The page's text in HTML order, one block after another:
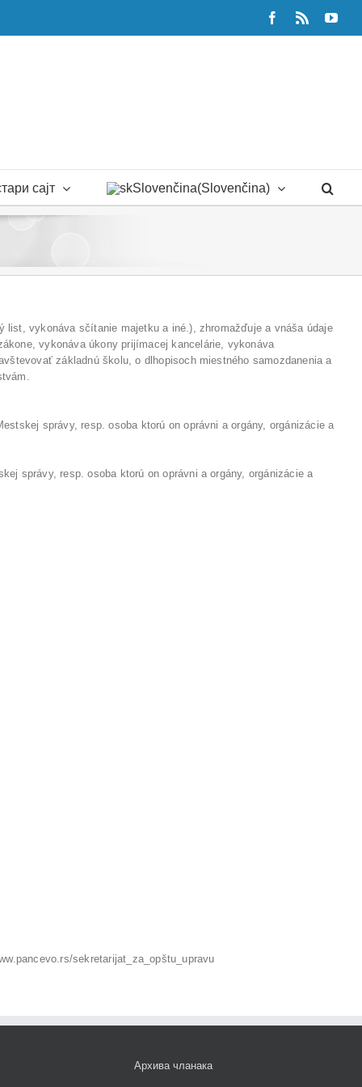
Facebook
Rss
сајт Slovenčina(Slovenčina)
vykonáva sčítanie majetku a iné.), zhromažďuje a vnáša údaje
vykonáva úkony prijímacej kancelárie, vykonáva
základnú školu, o dlhopisoch miestného samozdanenia a
správy, resp. osoba ktorú on oprávni a orgány, orgánizácie a
správy, resp. osoba ktorú on oprávni a orgány, orgánizácie a
sekretarijat_za_opštu_upravu
Архива чланака